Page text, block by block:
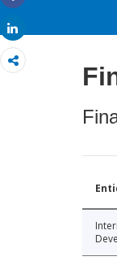
Share